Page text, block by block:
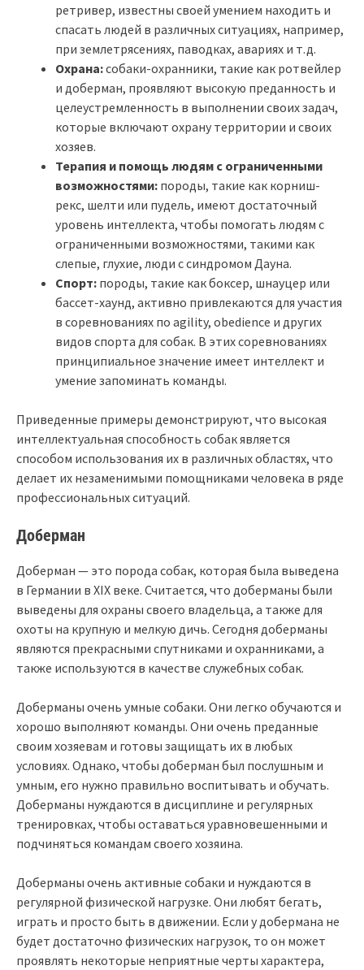
ретривер, известны своей умением находить и
спасать людей в различных ситуациях, например,
при землетрясениях, паводках, авариях и т.д.
Охрана:собаки-охранники, такие как ротвейлер
и доберман, проявляют высокую преданность и
целеустремленность в выполнении своих задач,
которые включают охрану территории и своих
хозяев.
Терапия и помощь людям с ограниченными
возможностями: породы, такие как корниш-
рекс, шелти или пудель, имеют достаточный
уровень интеллекта, чтобы помогать людям с
ограниченными возможностями, такими как
слепые, глухие, люди с синдромом Дауна.
Спорт: породы, такие как боксер, шнауцер или
бассет-хаунд, активно привлекаются для участия
в соревнованиях по agility, obedience и других
видов спорта для собак. В этих соревнованиях
принципиальное значение имеет интеллект и
умение запоминать команды.
Приведенные примеры демонстрируют, что высокая
интеллектуальная способность собак является
способом использования их в различных областях, что
делает их незаменимыми помощниками человека в ряде
профессиональных ситуаций.
Доберман
Доберман — это порода собак, которая была выведена
в Германии в XIX веке. Считается, что доберманы были
выведены для охраны своего владельца, а также для
охоты на крупную и мелкую дичь. Сегодня доберманы
являются прекрасными спутниками и охранниками, а
также используются в качестве служебных собак.
Доберманы очень умные собаки. Они легко обучаются и
хорошо выполняют команды. Они очень преданные
своим хозяевам и готовы защищать их в любых
условиях. Однако, чтобы доберман был послушным и
умным, его нужно правильно воспитывать и обучать.
Доберманы нуждаются в дисциплине и регулярных
тренировках, чтобы оставаться уравновешенными и
подчиняться командам своего хозяина.
Доберманы очень активные собаки и нуждаются в
регулярной физической нагрузке. Они любят бегать,
играть и просто быть в движении. Если у добермана не
будет достаточно физических нагрузок, то он может
проявлять некоторые неприятные черты характера,